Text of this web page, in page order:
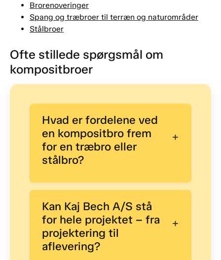
Brorenoveringer
Spang og træbroer til terræn og naturområder
Stålbroer
Ofte stillede spørgsmål om
kompositbroer
Hvad er fordelene ved
en kompositbro frem
for en træbro eller
stålbro?
+
Kan Kaj Bech A/S stå
for hele projektet – fra
projektering til
aflevering?
+